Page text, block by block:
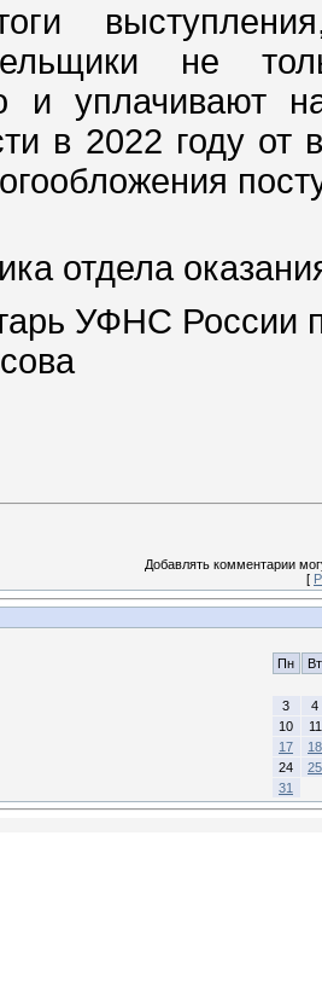
не
и уплачивают
в 2022 году от
отдела
УФНС России
Добавлять комментарии
[
Пн Вт
3
4
10
11
17
18
24
25
31